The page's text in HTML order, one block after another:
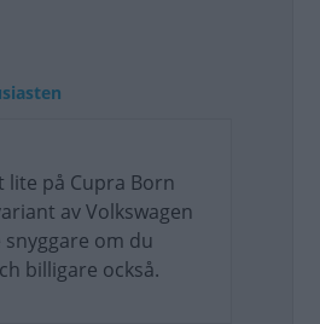
lite på Cupra Born
av Volkswagen
snyggare om du
billigare också.